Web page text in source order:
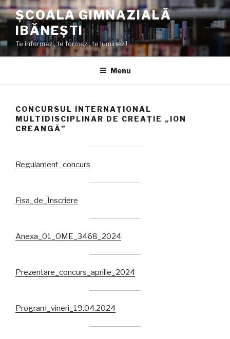
Skip
to
content
ȘCOALA GIMNAZIALĂ
IBĂNEȘTI
Te informezi, te formezi, te luminezi!
Menu
CONCURSUL INTERNAȚIONAL
MULTIDISCIPLINAR DE CREAȚIE „ION
CREANGĂ”
Regulament_concurs
Fisa_de_Înscriere
Anexa_01_OME_3468_2024
Prezentare_concurs_aprilie_2024
Program_vineri_19.04.2024